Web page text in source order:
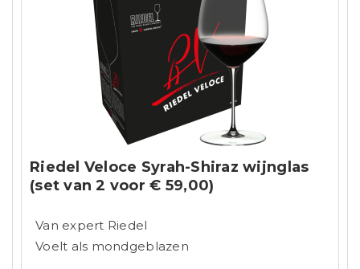
Riedel Veloce Syrah-Shiraz wijnglas
(set van 2 voor € 59,00)
Van expert Riedel
Voelt als mondgeblazen